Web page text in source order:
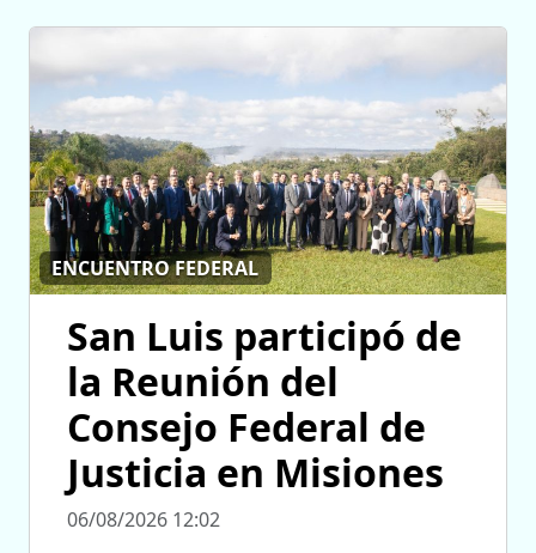
ENCUENTRO FEDERAL
San Luis participó de
la Reunión del
Consejo Federal de
Justicia en Misiones
06/08/2026 12:02